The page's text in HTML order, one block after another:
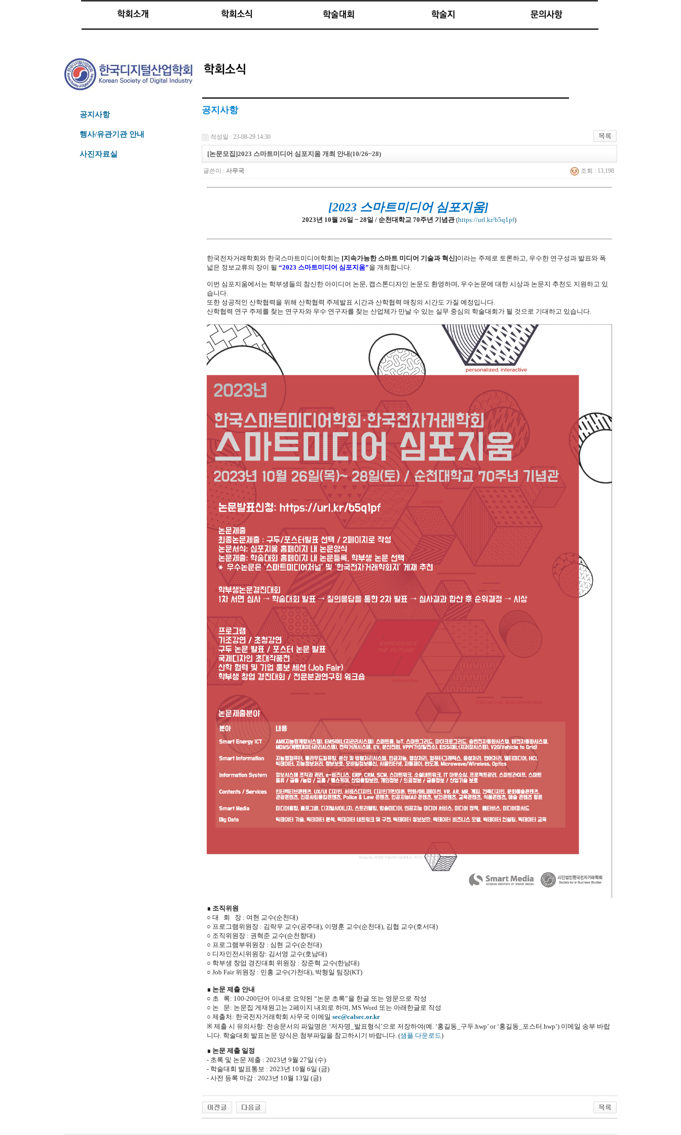
공지사항
행사/유관기관 안내
사진자료실
공지사항
작성일 : 23-08-29 14:30
[논문모집]2023 스마트미디어 심포지움 개최 안내(10/26~28)
글쓴이 : 사무국 조회 : 13,198
[2023 스마트미디어 심포지움]
2023년 10월 26일 ~ 28일 / 순천대학교 70주년 기념관 (https://url.kr/b5q1pf)
한국전자거래학회와 한국스마트미디어학회는 [지속가능한 스마트 미디어 기술과 혁신]이라는 주제로 토론하고, 우수한 연구성과 발표와 폭
넓은 정보교류의 장이 될 “2023 스마트미디어 심포지움”을 개최합니다.
이번 심포지움에서는 학부생들의 참신한 아이디어 논문, 캡스톤디자인 논문도 환영하며, 우수논문에 대한 시상과 논문지 추천도 지원하고 있
습니다.
또한 성공적인 산학협력을 위해 산학협력 주제발표 시간과 산학협력 매칭의 시간도 가질 예정입니다.
산학협력 연구 주제를 찾는 연구자와 우수 연구자를 찾는 산업체가 만날 수 있는 실무 중심의 학술대회가 될 것으로 기대하고 있습니다.
∎ 조직위원
○ 대 회 장 : 여현 교수(순천대)
○ 프로그램위원장 : 김락우 교수(공주대), 이명훈 교수(순천대), 김협 교수(호서대)
○ 조직위원장 : 권혁준 교수(순천향대)
○ 프로그램부위원장 : 심현 교수(순천대)
○ 디자인전시위원장: 김서영 교수(호남대)
○ 학부생 창업 경진대회 위원장 : 장준혁 교수(한남대)
○ Job Fair 위원장 : 민홍 교수(가천대), 박형일 팀장(KT)
∎ 논문 제출 안내
○ 초 록: 100-200단어 이내로 요약된 “논문 초록”을 한글 또는 영문으로 작성
○ 논 문: 논문집 게재원고는 2페이지 내외로 하며, MS Word 또는 아래한글로 작성
○ 제출처: 한국전자거래학회 사무국 이메일 sec@calsec.or.kr
※ 제출 시 유의사항: 전송문서의 파일명은 ‘저자명_발표형식’으로 저장하여(예. ‘홍길동_구두.hwp’ or ‘홍길동_포스터.hwp’)이메일 송부 바랍
니다. 학술대회 발표논문 양식은 첨부파일을 참고하시기 바랍니다. (샘플 다운로드)
∎ 논문 제출 일정
- 초록 및 논문 제출 : 2023년 9월 27일 (수)
- 학술대회 발표통보 : 2023년 10월 6일 (금)
- 사전 등록 마감 : 2023년 10월 13일 (금)